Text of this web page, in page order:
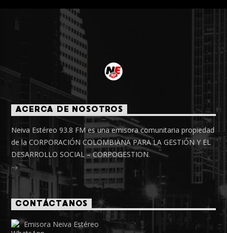
ACERCA DE NOSOTROS
Neiva Estéreo 93.8 FM es una emisora comunitaria propiedad
de la CORPORACIÓN COLOMBIANA PARA LA GESTIÓN Y EL
DESARROLLO SOCIAL – CORPOGESTION.
CONTÁCTANOS
Emisora Neiva Estéreo